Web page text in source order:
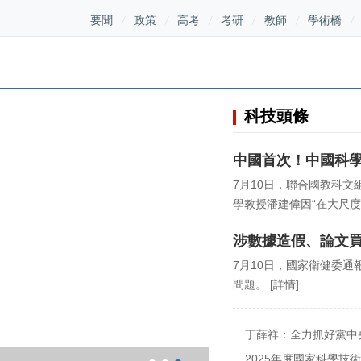
要聞 政策 高考 考研 教師 學術橋
科技頭條
中國首次！中國科
7月10日，聯合國教科文
學教授潘建偉因“在大尺
涉數據造假、論文
7月10日，國家衛健委通
問題。 [詳情]
丁薛祥：全力抓好黨